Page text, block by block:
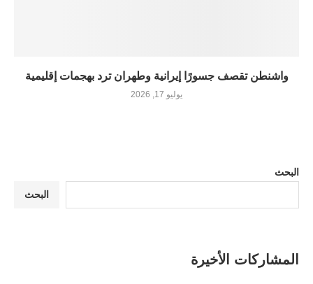
واشنطن تقصف جسورًا إيرانية وطهران ترد بهجمات إقليمية
يوليو 17, 2026
البحث
البحث
المشاركات الأخيرة